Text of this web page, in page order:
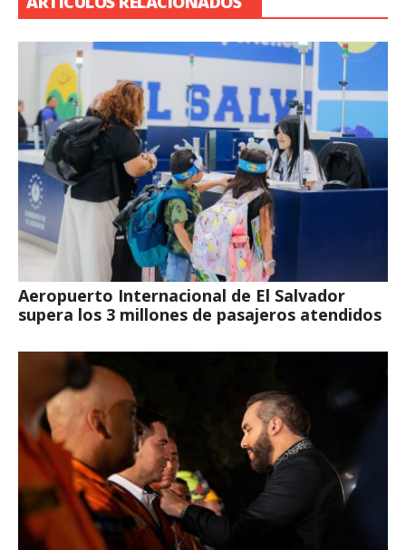
Aeropuerto Internacional de El Salvador
supera los 3 millones de pasajeros atendidos